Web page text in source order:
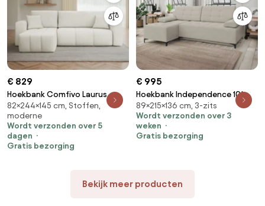
€ 829
Hoekbank Comfivo Laurus,
Aanwezig, Aanwezig,
244x145x82cm, 88.5 kg, Poten:
Kunststof
82×244×145 cm, Stoffen,
moderne
Wordt verzonden over 5
dagen
Gratis bezorging
€ 995
Hoekbank Independence 101,
Aanwezig, Aanwezig,
215x136x89cm, 89 kg, Poten:
Metaal
89×215×136 cm, 3-zits
Wordt verzonden over 3
weken
Gratis bezorging
Bekijk meer producten